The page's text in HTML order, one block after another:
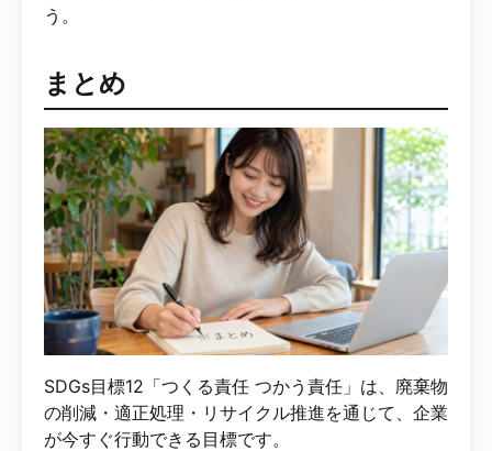
う。
まとめ
SDGs目標12「つくる責任 つかう責任」は、廃棄物
の削減・適正処理・リサイクル推進を通じて、企業
が今すぐ行動できる目標です。